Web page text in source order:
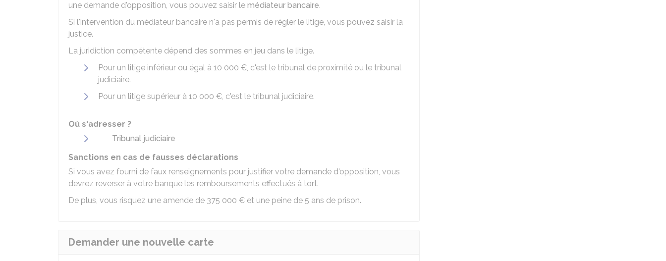
une demande d'opposition, vous pouvez saisir le médiateur bancaire.
Si l'intervention du médiateur bancaire n'a pas permis de régler le litige, vous pouvez saisir la
justice.
La juridiction compétente dépend des sommes en jeu dans le litige.
Pour un litige inférieur ou égal à 10 000 €, c'est le tribunal de proximité ou le tribunal
judiciaire.
Pour un litige supérieur à 10 000 €, c'est le tribunal judiciaire.
Où s'adresser ?
Tribunal judiciaire
Sanctions en cas de fausses déclarations
Si vous avez fourni de faux renseignements pour justifier votre demande d'opposition, vous
devrez reverser à votre banque les remboursements effectués à tort.
De plus, vous risquez une amende de 375 000 € et une peine de 5 ans de prison.
Demander une nouvelle carte